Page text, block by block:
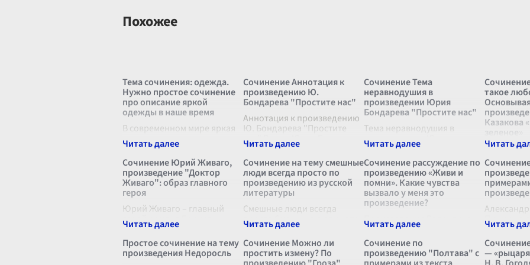
Похожее
Тема сочинения: одежда.
Нужно простое сочинение
про описание яркой
одежды в наше время
В современном мире яркая
одежда стала
неотъемлемой частью
повседневного гардероба.
Она отражает
индивидуальность,
подчеркивает стиль и
позволяет выразить свое
настроение. Каждая де...
Сочинение Аннотация к
произведению Ю.
Бондарева "Простите нас"
Аннотация к произведению
Ю. Бондарева "Простите
нас" Роман Юрия Бондарева
"Простите нас"
представляет собой
глубокое и многоплановое
произведение,
погружающее читателя в
сложный и...
Сочинение Тема
неравнодушия в
произведении Юрия
Бондарева "Простите нас"
Тема неравнодушия в
произведении Юрия
Бондарева "Простите нас"
раскрывается через
глубокую человеческую
драму, призывая читателя
задуматься о нравственных
ценностях и личной ответс
такое
Казакова
Любовь –
которое
Казаков в
Сочинение Юрий Живаго,
произведение "Доктор
Живаго": образ главного
героя
Юрий Живаго – главный
герой романа Бориса
Пастернака "Доктор
Живаго", величайшего
произведения русской
литературы XX века. Образ
Сочинение на тему смешные
люди всегда просто по
произведению из русской
литературы
Смешные люди всегда
просто Смешные люди - это
те, кто дарит нам улыбки и
смех, иногда даже не
подозревая об этом. В
русской литературе таких
Сочинение рассуждение по
произведению «Живи и
помни». Какие чувства
вызвало у меня это
произведение?
Произведение Валентина
Распутина «Живи и помни»
оставило глубокий след в
моей душе, заставило
задуматься о многих
Пушкин в
"Полтава"
из
Северной
Простое сочинение на тему
произведения Недоросль
Сочинение Можно ли
простить измену? По
Сочинение по
произведению "Полтава" с —